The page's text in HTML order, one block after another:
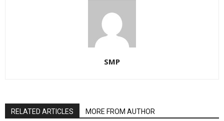
SMP
RELATED ARTICLES MORE FROM AUTHOR